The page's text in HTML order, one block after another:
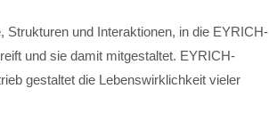
und Interaktionen, in die EYRICH-
und sie damit mitgestaltet. EYRICH-
gestaltet die Lebenswirklichkeit vieler